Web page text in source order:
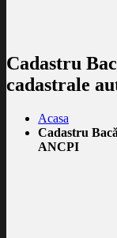
Cadastru
cadastrale
Acasa
Cadastru
ANCPI